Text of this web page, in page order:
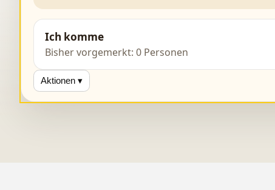
Ich komme
Bisher vorgemerkt: 0 Personen
Aktionen ▾